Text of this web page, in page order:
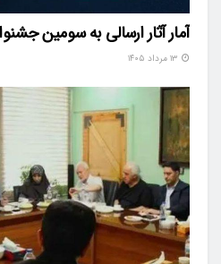
آمار آثار ارسالی به سومین